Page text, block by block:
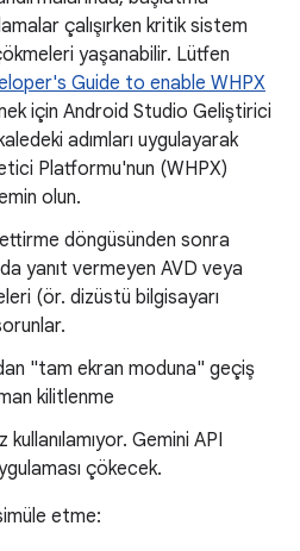
çalışırken kritik sistem
yaşanabilir. Lütfen
Guide to enable WHPX
için Android Studio Geliştirici
adımları uygulayarak
Platformu'nun (WHPX)
olun.
döngüsünden sonra
yanıt vermeyen AVD veya
(ör. dizüstü bilgisayarı
"tam ekran moduna" geçiş
kilitlenme
Gemini API
çökecek.
etme: